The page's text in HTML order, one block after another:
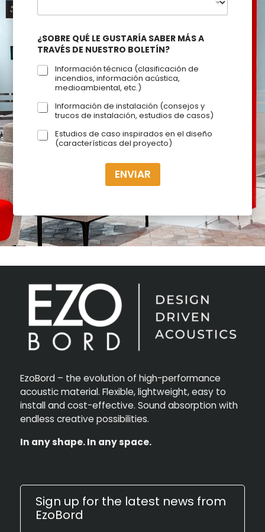
¿SOBRE QUÉ LE GUSTARÍA SABER MÁS A
TRAVÉS DE NUESTRO BOLETÍN?
Información técnica (clasificación de
incendios, información acústica,
medioambiental, etc.)
Información de instalación (consejos y
trucos de instalación, estudios de casos)
Estudios de caso inspirados en el diseño
(características del proyecto)
ENVIAR
EzoBord – the evolution of high-performance
acoustic material. Flexible, lightweight, easy to
install and cost-effective. Sound absorption with
endless creative possibilities.
In any shape. In any space.
Sign up for the latest news from
EzoBord